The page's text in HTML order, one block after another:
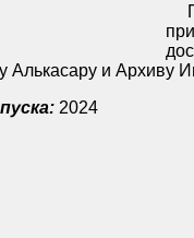
Алькасару и Архиву
2024